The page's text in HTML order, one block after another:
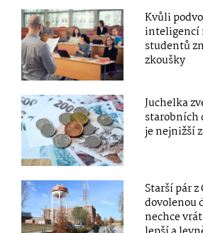
Kvůli
inteligencí
studentů
zkoušky
Juchelka
starobních
je nejnižší
Starší pár
dovolenou
nechce